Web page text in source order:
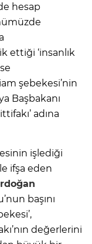
hesap
ettiği ‘insanlık
şebekesi’nin
Başbakanı
adına
işlediği
ifşa eden
başını
değerlerini